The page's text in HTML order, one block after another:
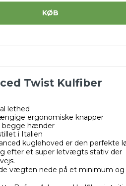
KØB
Twist Kulfiber
lethed
ergonomiske knapper
begge hænder
i Italien
kuglehoved er den perfekte
efter et super letvægts stativ der
vægten nede på et minimum og